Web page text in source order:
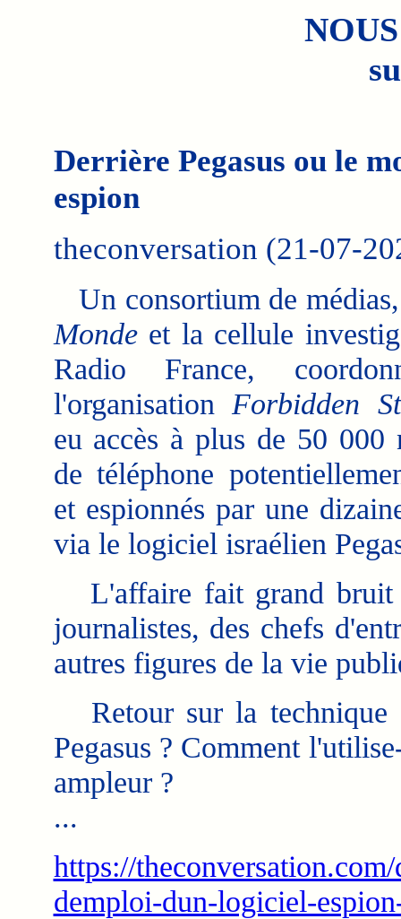
Derrière Pegasus ou le
espion
theconversation (21-07-
Un consortium de
Mondeet la cellule
Radio France,
l'organisation Forbidden
eu accès à plus de 50 000
de téléphone
et espionnés par une
via le logiciel israélien
L'affaire fait grand bruit
journalistes, des chefs
autres figures de la vie
Retour sur la technique
Pegasus ? Comment
ampleur ?
...
https://
demploi-dun-logiciel-